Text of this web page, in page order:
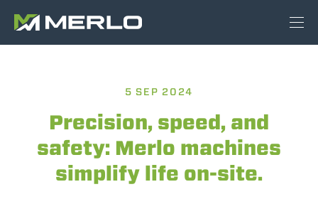
5 SEP 2024
Precision, speed, and
safety: Merlo machines
simplify life on-site.